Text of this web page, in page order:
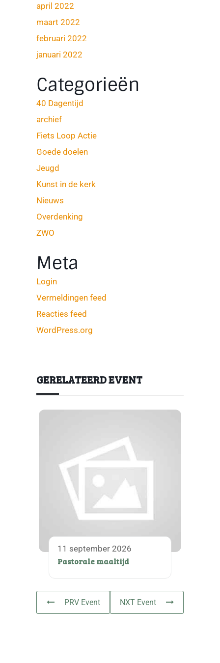
april 2022
maart 2022
februari 2022
januari 2022
Categorieën
40 Dagentijd
archief
Fiets Loop Actie
Goede doelen
Jeugd
Kunst in de kerk
Nieuws
Overdenking
ZWO
Meta
Login
Vermeldingen feed
Reacties feed
WordPress.org
GERELATEERD EVENT
11 september 2026
Pastorale maaltijd
PRV Event NXT Event